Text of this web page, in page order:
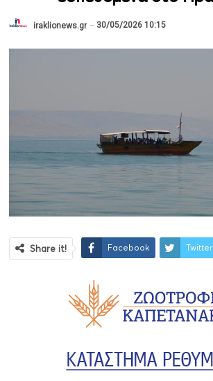
iraklionews.gr 30/05/2026 10:15
Share it! Facebook Twitter